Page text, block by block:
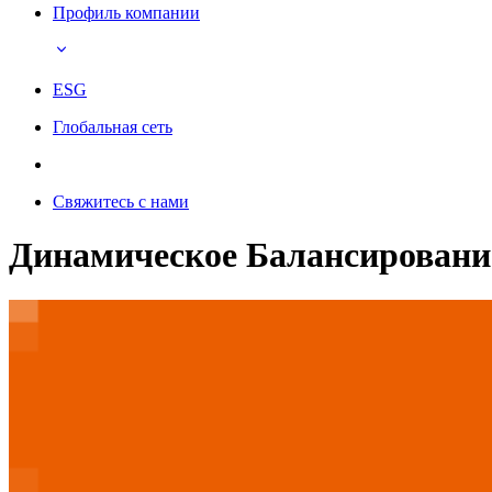
Профиль компании
ESG
Глобальная сеть
Свяжитесь с нами
Динамическое